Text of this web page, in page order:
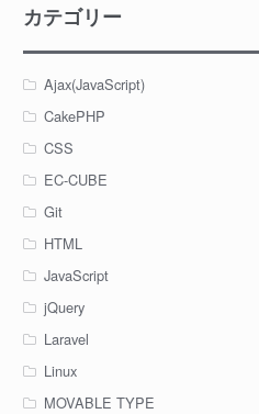
カテゴリー
Ajax(JavaScript)
CakePHP
CSS
EC-CUBE
Git
HTML
JavaScript
jQuery
Laravel
Linux
MOVABLE TYPE